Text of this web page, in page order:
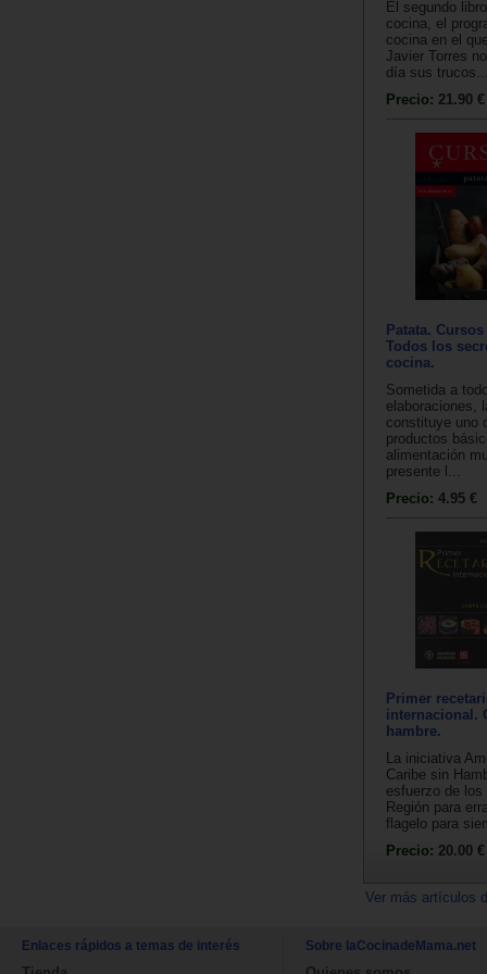
El segundo
cocina, el
cocina en el
Javier Torres
día sus
Precio: 21.90 €
Patata.
Todos los
cocina.
Sometida a
elaboraciones,
constituye uno
productos
alimentación
presente l...
Precio: 4.95 €
Primer
internacional.
hambre.
La iniciativa
Caribe sin
esfuerzo de
Región para
flagelo para
Precio: 20.00 €
Ver más artículos
Enlaces rápidos a temas de interés Sobre laCocinadeMama.net